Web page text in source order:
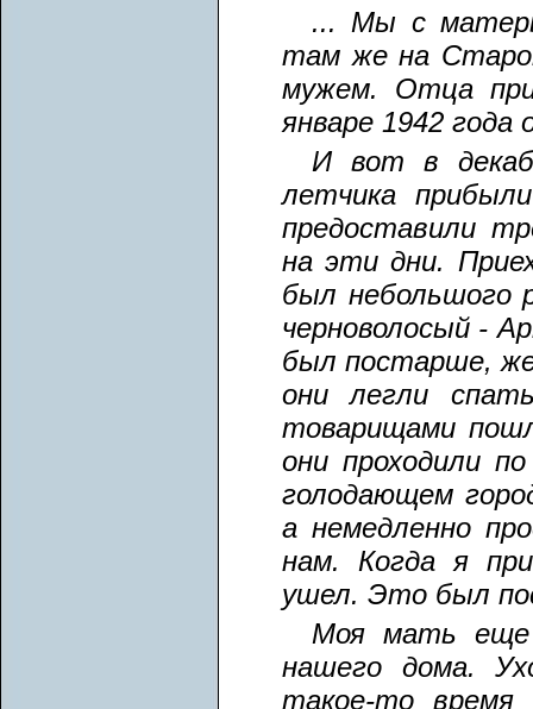
... Мы с
там же на
мужем. Отца
январе 1942 года
И вот в
летчика
предоставили
на эти дни.
был небольшого
черноволосый -
был постарше,
они легли
товарищами
они проходили
голодающем
а немедленно
нам. Когда я
ушел. Это был
Моя мать еще
нашего дома.
такое-то